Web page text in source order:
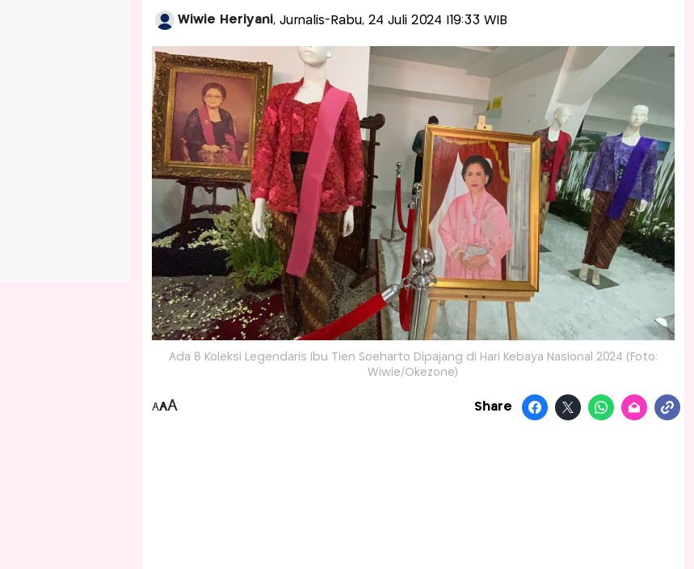
Wiwie Heriyani, Jurnalis-Rabu, 24 Juli 2024 |19:33 WIB
Ada 8 Koleksi Legendaris Ibu Tien Soeharto Dipajang di Hari Kebaya Nasional 2024 (Foto:
Wiwie/Okezone)
AAA Share